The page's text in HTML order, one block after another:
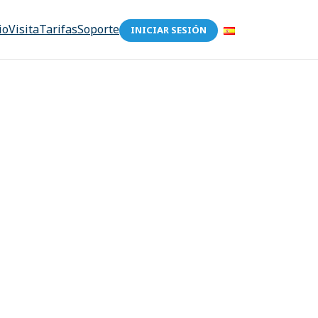
VisitaTarifasSoporte INICIAR SESIÓN